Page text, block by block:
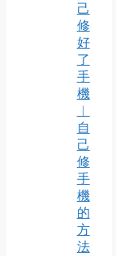
己
修
好
了
手
機
︱
自
己
修
手
機
的
方
法